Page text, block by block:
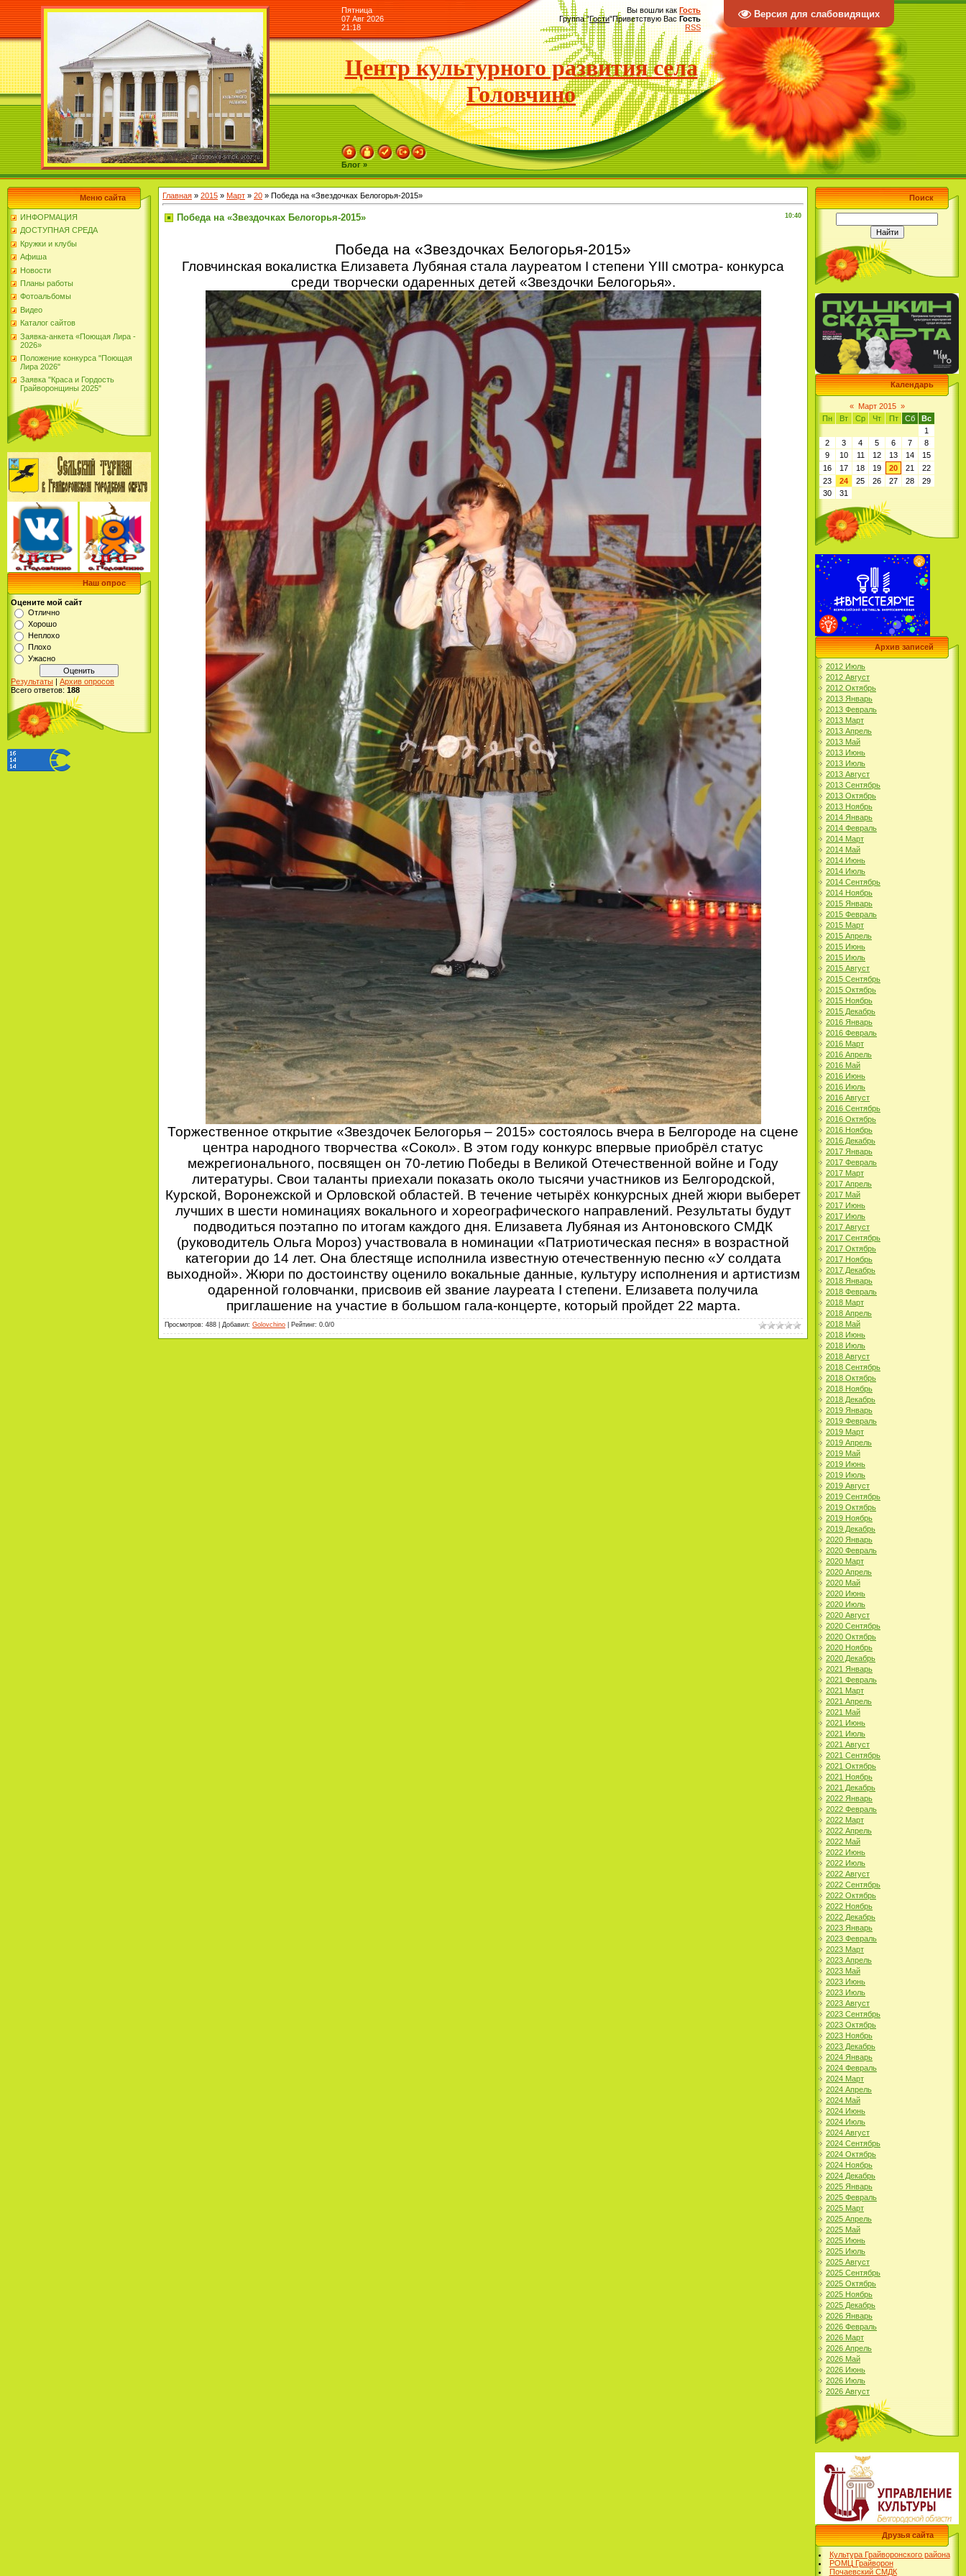
Версия для слабовидящих
Пятница
07 Авг 2026
21:18
Вы вошли как Гость
Группа"Гости"Приветствую Вас Гость
RSS
Центр культурного развития села
Головчино
Блог »
Меню сайта
ИНФОРМАЦИЯ
ДОСТУПНАЯ СРЕДА
Кружки и клубы
Афиша
Новости
Планы работы
Фотоальбомы
Видео
Каталог сайтов
Заявка-анкета «Поющая Лира -
2026»
Положение конкурса "Поющая
Лира 2026"
Заявка "Краса и Гордость
Грайворонщины 2025"
Наш опрос
Оцените мой сайт
Отлично
Хорошо
Неплохо
Плохо
Ужасно
Результаты | Архив опросов
Всего ответов: 188
Главная » 2015 » Март » 20 » Победа на «Звездочках Белогорья-2015»
10:40
Победа на «Звездочках Белогорья-2015»
Победа на «Звездочках Белогорья-2015»
Гловчинская вокалистка Елизавета Лубяная стала лауреатом I степени YIII смотра- конкурса
среди творчески одаренных детей «Звездочки Белогорья».
Торжественное открытие «Звездочек Белогорья – 2015» состоялось вчера в Белгороде на сцене
центра народного творчества «Сокол». В этом году конкурс впервые приобрёл статус
межрегионального, посвящен он 70-летию Победы в Великой Отечественной войне и Году
литературы. Свои таланты приехали показать около тысячи участников из Белгородской,
Курской, Воронежской и Орловской областей. В течение четырёх конкурсных дней жюри выберет
лучших в шести номинациях вокального и хореографического направлений. Результаты будут
подводиться поэтапно по итогам каждого дня. Елизавета Лубяная из Антоновского СМДК
(руководитель Ольга Мороз) участвовала в номинации «Патриотическая песня» в возрастной
категории до 14 лет. Она блестяще исполнила известную отечественную песню «У солдата
выходной». Жюри по достоинству оценило вокальные данные, культуру исполнения и артистизм
одаренной головчанки, присвоив ей звание лауреата I степени. Елизавета получила
приглашение на участие в большом гала-концерте, который пройдет 22 марта.
Просмотров: 488 Добавил: Golovchino Рейтинг: 0.0/0
Поиск
Календарь
« Март 2015 »
Пн
Вт Ср Чт Пт Сб
Вс
1
2
3 4 5 6 7
8
9
10 11 12 13 14
15
16
17 18 19 20 21
22
23
24 25 26 27 28
29
30
31
Архив записей
2012 Июль
2012 Август
2012 Октябрь
2013 Январь
2013 Февраль
2013 Март
2013 Апрель
2013 Май
2013 Июнь
2013 Июль
2013 Август
2013 Сентябрь
2013 Октябрь
2013 Ноябрь
2014 Январь
2014 Февраль
2014 Март
2014 Май
2014 Июнь
2014 Июль
2014 Сентябрь
2014 Ноябрь
2015 Январь
2015 Февраль
2015 Март
2015 Апрель
2015 Июнь
2015 Июль
2015 Август
2015 Сентябрь
2015 Октябрь
2015 Ноябрь
2015 Декабрь
2016 Январь
2016 Февраль
2016 Март
2016 Апрель
2016 Май
2016 Июнь
2016 Июль
2016 Август
2016 Сентябрь
2016 Октябрь
2016 Ноябрь
2016 Декабрь
2017 Январь
2017 Февраль
2017 Март
2017 Апрель
2017 Май
2017 Июнь
2017 Июль
2017 Август
2017 Сентябрь
2017 Октябрь
2017 Ноябрь
2017 Декабрь
2018 Январь
2018 Февраль
2018 Март
2018 Апрель
2018 Май
2018 Июнь
2018 Июль
2018 Август
2018 Сентябрь
2018 Октябрь
2018 Ноябрь
2018 Декабрь
2019 Январь
2019 Февраль
2019 Март
2019 Апрель
2019 Май
2019 Июнь
2019 Июль
2019 Август
2019 Сентябрь
2019 Октябрь
2019 Ноябрь
2019 Декабрь
2020 Январь
2020 Февраль
2020 Март
2020 Апрель
2020 Май
2020 Июнь
2020 Июль
2020 Август
2020 Сентябрь
2020 Октябрь
2020 Ноябрь
2020 Декабрь
2021 Январь
2021 Февраль
2021 Март
2021 Апрель
2021 Май
2021 Июнь
2021 Июль
2021 Август
2021 Сентябрь
2021 Октябрь
2021 Ноябрь
2021 Декабрь
2022 Январь
2022 Февраль
2022 Март
2022 Апрель
2022 Май
2022 Июнь
2022 Июль
2022 Август
2022 Сентябрь
2022 Октябрь
2022 Ноябрь
2022 Декабрь
2023 Январь
2023 Февраль
2023 Март
2023 Апрель
2023 Май
2023 Июнь
2023 Июль
2023 Август
2023 Сентябрь
2023 Октябрь
2023 Ноябрь
2023 Декабрь
2024 Январь
2024 Февраль
2024 Март
2024 Апрель
2024 Май
2024 Июнь
2024 Июль
2024 Август
2024 Сентябрь
2024 Октябрь
2024 Ноябрь
2024 Декабрь
2025 Январь
2025 Февраль
2025 Март
2025 Апрель
2025 Май
2025 Июнь
2025 Июль
2025 Август
2025 Сентябрь
2025 Октябрь
2025 Ноябрь
2025 Декабрь
2026 Январь
2026 Февраль
2026 Март
2026 Апрель
2026 Май
2026 Июнь
2026 Июль
2026 Август
Друзья сайта
Культура Грайворонского района
РОМЦ Грайворон
Почаевский СМДК